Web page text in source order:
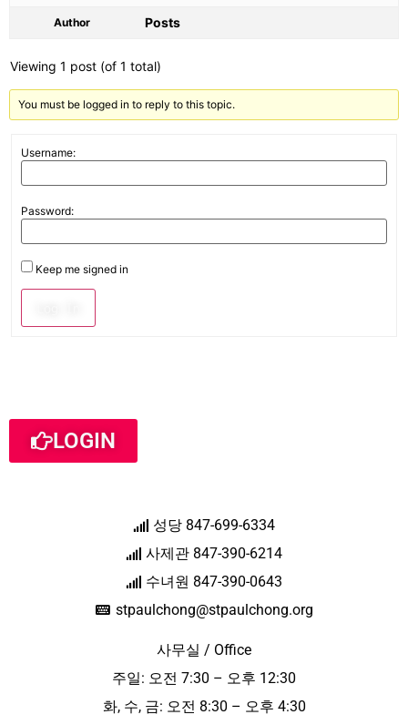
Author Posts
Viewing 1 post (of 1 total)
You must be logged in to reply to this topic.
Username:
Password:
Keep me signed in
LOGIN
성당 847-699-6334
사제관 847-390-6214
수녀원 847-390-0643
stpaulchong@stpaulchong.org
사무실 / Office
주일: 오전 7:30 – 오후 12:30
화, 수, 금: 오전 8:30 – 오후 4:30